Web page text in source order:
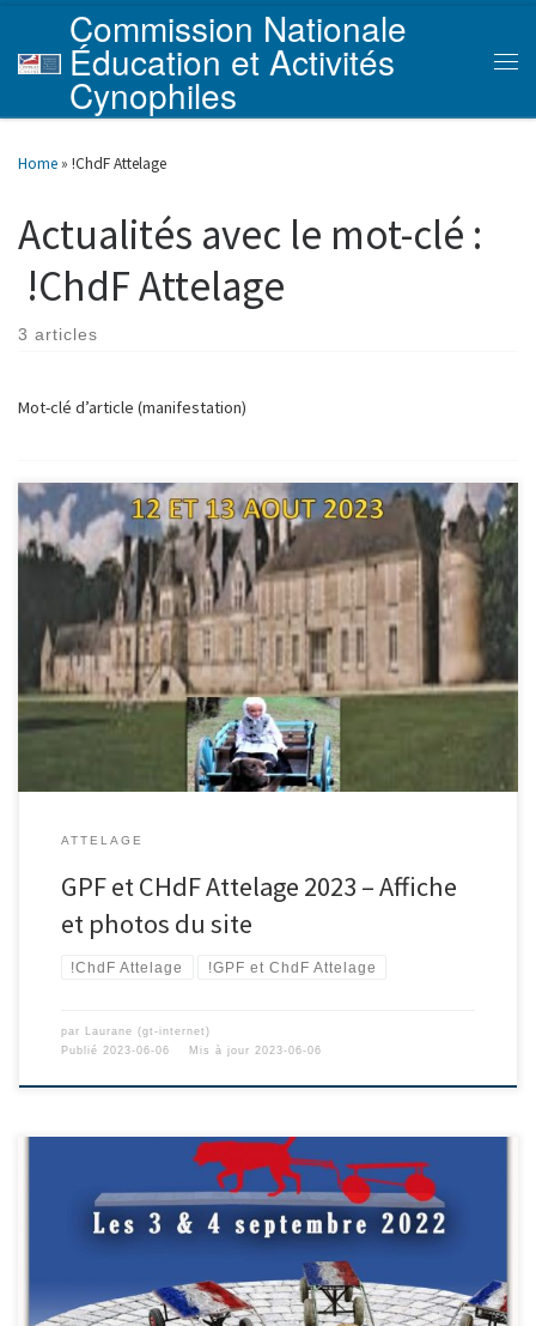
Skip to content
Commission Nationale
Éducation et Activités
Cynophiles
Home » !ChdF Attelage
Actualités avec le mot-clé :
!ChdF Attelage
3 articles
Mot-clé d’article (manifestation)
ATTELAGE
GPF et CHdF Attelage 2023 – Affiche
et photos du site
!ChdF Attelage !GPF et ChdF Attelage
par Laurane (gt-internet)
Publié 2023-06-06 Mis à jour 2023-06-06